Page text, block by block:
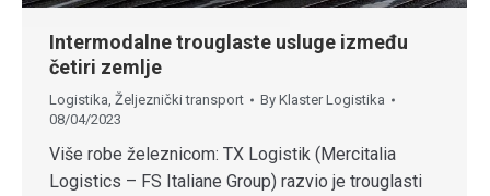
Intermodalne trouglaste usluge između
četiri zemlje
Logistika Željeznički transport By Klaster Logistika
08/04/2023
Više robe železnicom: TX Logistik (Mercitalia
Logistics – FS Italiane Group) razvio je trouglasti